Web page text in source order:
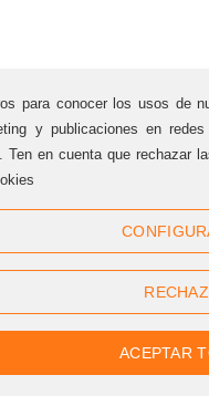
para conocer los usos de
y publicaciones en
Ten en cuenta que rechazar
ACEPTAR